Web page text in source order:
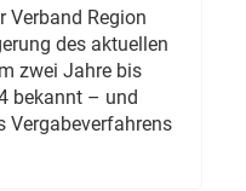
Verband Region
des aktuellen
zwei Jahre bis
bekannt – und
Vergabeverfahrens